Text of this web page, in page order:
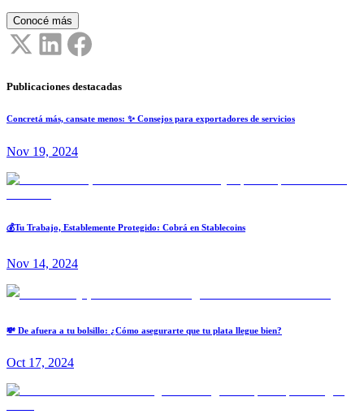
Conocé más
Publicaciones destacadas
Concretá más, cansate menos: ✨ Consejos para exportadores de servicios
Nov 19, 2024
💰Tu Trabajo, Establemente Protegido: Cobrá en Stablecoins
Nov 14, 2024
💸 De afuera a tu bolsillo: ¿Cómo asegurarte que tu plata llegue bien?
Oct 17, 2024